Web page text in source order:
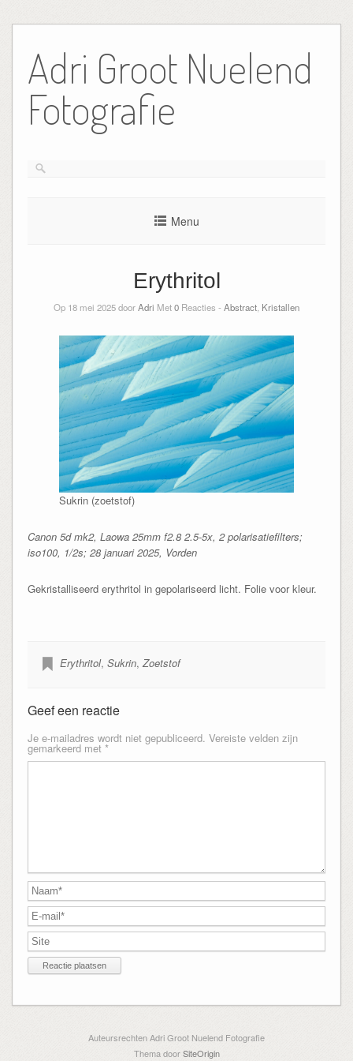
de
inhoud
Adri Groot Nuelend
Fotografie
Menu
Erythritol
Op 18 mei 2025 doorAdri Met0 Reacties - Abstract Kristallen
Sukrin (zoetstof)
Canon 5d mk2, Laowa 25mm f2.8 2.5-5x, 2 polarisatiefilters;
iso100, 1/2s; 28 januari 2025, Vorden
Gekristalliseerd erythritol in gepolariseerd licht. Folie voor kleur.
Erythritol, Sukrin,Zoetstof
Geef een reactie
Je e-mailadres wordt niet gepubliceerd. Vereiste velden zijn
gemarkeerd met *
Auteursrechten Adri Groot Nuelend Fotografie
Thema doorSiteOrigin